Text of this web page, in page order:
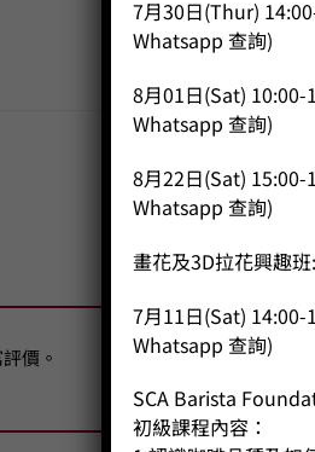
價。
7月30日(Thur)
Whatsapp 查詢)
8月01日(Sat) 10:00-
Whatsapp 查詢)
8月22日(Sat) 15:00-
Whatsapp 查詢)
畫花及3D拉花興趣班:
7月11日(Sat) 14:00-
Whatsapp 查詢)
SCA Barista
初級課程內容：